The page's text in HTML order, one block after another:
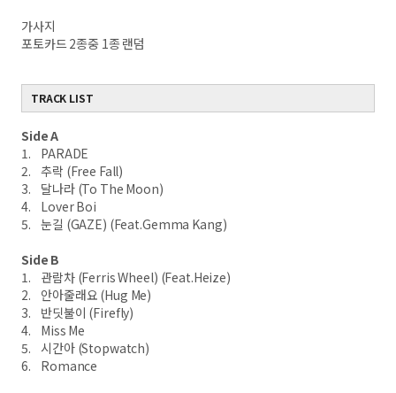
가사지
포토카드 2종중 1종 랜덤
TRACK LIST
Side A
1. PARADE
2. 추락 (Free Fall)
3. 달나라 (To The Moon)
4. Lover Boi
5. 눈길 (GAZE) (Feat.Gemma Kang)
Side B
1. 관람차 (Ferris Wheel) (Feat.Heize)
2. 안아줄래요 (Hug Me)
3. 반딧불이 (Firefly)
4. Miss Me
5. 시간아 (Stopwatch)
6. Romance